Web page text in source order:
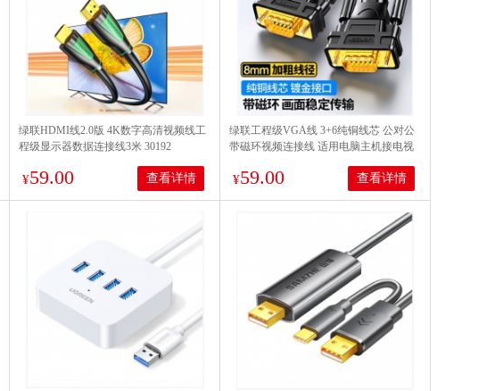
绿联HDMI线2.0版 4K数字高清视频线工
程级显示器数据连接线3米 30192
¥59.00 查看详情
绿联工程级VGA线 3+6纯铜线芯 公对公
带磁环视频连接线 适用电脑主机接电视
¥59.00 查看详情